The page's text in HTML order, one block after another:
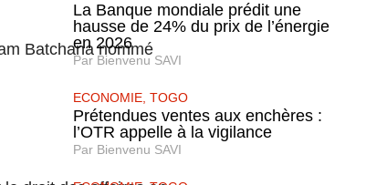
Batchana nommé
La Banque mondiale prédit une
hausse de 24% du prix de l’énergie
en 2026
Par Bienvenu SAVI
ECONOMIE TOGO
Prétendues ventes aux enchères :
l’OTR appelle à la vigilance
Par Bienvenu SAVI